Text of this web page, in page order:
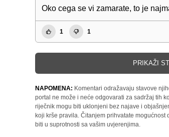
Oko cega se vi zamarate, to je
1 1
PRIKAŽI
NAPOMENA: Komentari odražavaju stavove
portal ne može i neće odgovarati za sadržaj tih
riječnik mogu biti uklonjeni bez najave i
koji krše pravila. Čitanjem prihvatate
biti u suprotnosti sa vašim uvjerenjima.